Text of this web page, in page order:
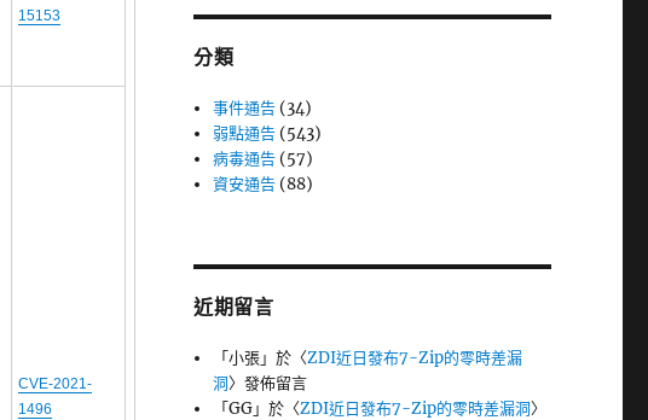
15153
CVE-2021-
1496
分類
事件通告 (34)
弱點通告 (543)
病毒通告 (57)
資安通告 (88)
近期留言
「小張」於〈ZDI近日發布7-Zip的零時差漏
洞〉發佈留言
「GG」於〈ZDI近日發布7-Zip的零時差漏洞〉